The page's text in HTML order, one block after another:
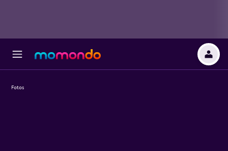
Fotos